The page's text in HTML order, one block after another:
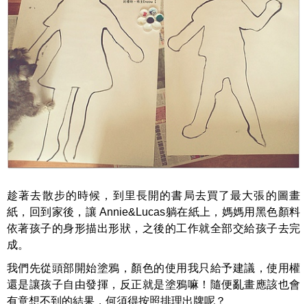
趁著去散步的時候，到里長開的書局去買了最大張的圖畫
紙，回到家後，讓Annie&Lucas躺在紙上，媽媽用黑色顏料
依著孩子的身形描出形狀，之後的工作就全部交給孩子去完
成。
我們先從頭部開始塗鴉，顏色的使用我只給予建議，使用權
還是讓孩子自由發揮，反正就是塗鴉嘛！隨便亂畫應該也會
有意想不到的結果，何須得按照排理出牌呢？